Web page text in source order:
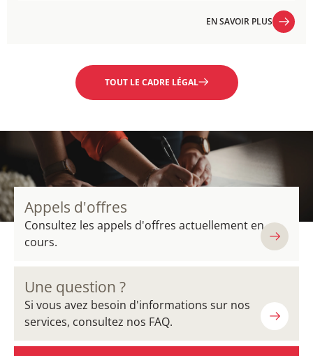
EN SAVOIR PLUS
TOUT LE CADRE LÉGAL
Appels d'offres
Consultez les appels d'offres actuellement en
cours.
Une question ?
Si vous avez besoin d'informations sur nos
services, consultez nos FAQ.